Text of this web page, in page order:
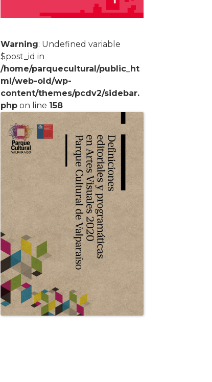
Warning: Undefined variable
$post_id in
/home/parquecultural/public_ht
ml/web-old/wp-
content/themes/pcdv2/sidebar.
php on line 158